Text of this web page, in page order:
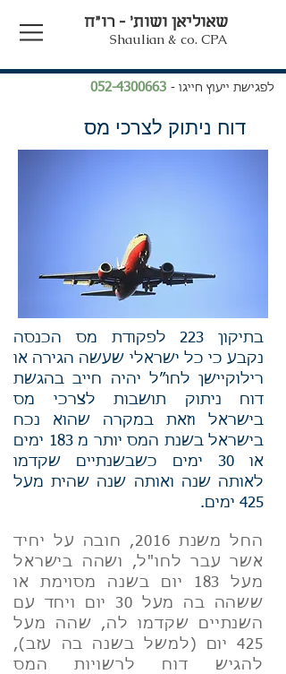
שאוליאן ושות' - רו"ח
Shaulian & co. CPA
לפגישת ייעוץ חייגו - 052-4300663
דוח ניתוק לצרכי מס
בתיקון 223 לפקודת מס הכנסה
נקבע כי כל ישראלי שעשה הגירה או
רילוקיישן לחו”ל יהיה חייב בהגשת
דוח ניתוק תושבות לצרכי מס
בישראל וזאת במקרה שהוא נכח
בישראל בשנת המס יותר מ 183 ימים
או 30 ימים כשבשנתיים שקדמו
לאותה שנה ואותה שנה שהית מעל
425 ימים.
החל משנת 2016, חובה על יחיד
אשר עבר לחו"ל, ושהה בישראל
מעל 183 יום בשנה מסוימת או
ששהה בה מעל 30 יום ויחד עם
השנתיים שקדמו לה, שהה מעל
425 יום (למשל בשנה בה עזב),
להגיש דוח לרשויות המס